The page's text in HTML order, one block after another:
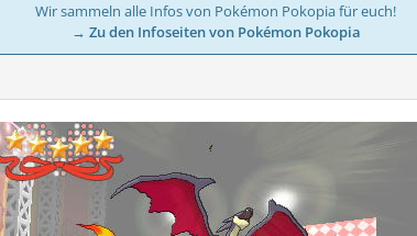
Wir sammeln alle Infos von Pokémon Pokopia für euch!
→ Zu den Infoseiten von Pokémon Pokopia